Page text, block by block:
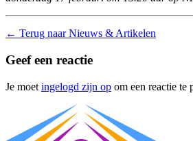
← Terug naar Nieuws & Artikelen
Geef een reactie
Je moet ingelogd zijn op om een reactie te